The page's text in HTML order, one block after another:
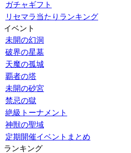
ガチャギフト
リセマラ当たりランキング
イベント
未開の幻洞
破界の星墓
天魔の孤城
覇者の塔
未開の砂宮
禁忌の獄
絶級トーナメント
神獣の聖域
定期開催イベントまとめ
ランキング